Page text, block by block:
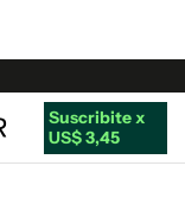
Suscribite x
US$ 3,45